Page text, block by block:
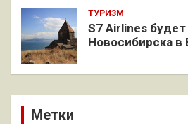
ТУРИЗМ
S7 Airlines
Новосибирска в
Метки